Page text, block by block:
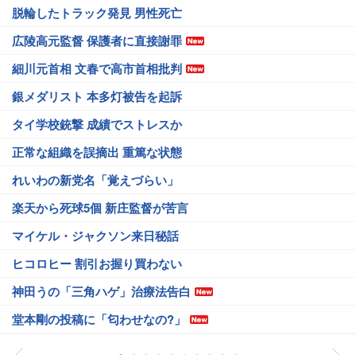
脱輪したトラック発見 男性死亡
広陵高元監督 保護者に直接謝罪
細川元首相 文春で高市首相批判
銀メダリスト 本多灯被告を起訴
タイ学校銃撃 成績でストレスか
正常な組織を誤摘出 重篤な状態
れいわの新党名「覚えづらい」
楽天から死球5個 新庄監督が苦言
マイケル・ジャクソン来日秘話
ヒコロヒー 割引お握り買わない
神田うの「三角ハゲ」治療法告白
堂本剛の投稿に「匂わせなの?」